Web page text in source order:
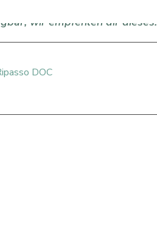
wir empfehlen dir dieses!
DOC